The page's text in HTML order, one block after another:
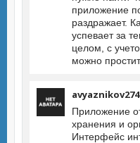
приложение
раздражает.
успевает за
целом, с
можно
avyaznikov274
Приложение
хранения и
Интерфейс